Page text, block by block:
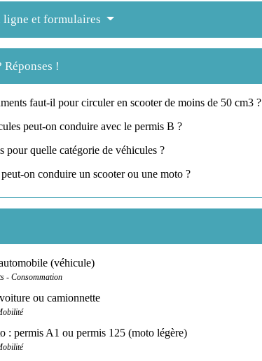
ligne et formulaires
Réponses !
faut-il pour circuler en scooter de moins de 50 cm3 ?
peut-on conduire avec le permis B ?
pour quelle catégorie de véhicules ?
on conduire un scooter ou une moto ?
(véhicule)
- Consommation
ou camionnette
: permis A1 ou permis 125 (moto légère)